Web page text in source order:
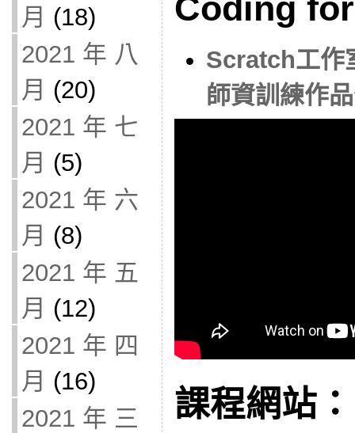
月 (18)
2021 年 八
月 (20)
2021 年 七
月 (5)
2021 年 六
月 (8)
2021 年 五
月 (12)
2021 年 四
月 (16)
2021 年 三
Coding
Scratch工
師資訓練作
課程網站：